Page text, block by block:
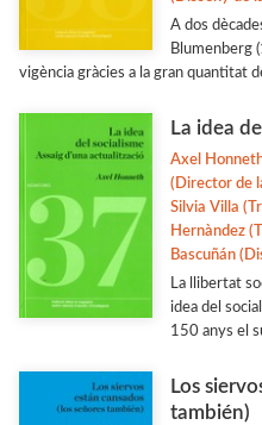
A dos
Blumenberg
vigència gràcies a la gran quantitat
La idea
Axel
(Director de
Silvia Villa
Hernàndez
Bascuñán
La llibertat
idea del
150 anys el
Los
también)